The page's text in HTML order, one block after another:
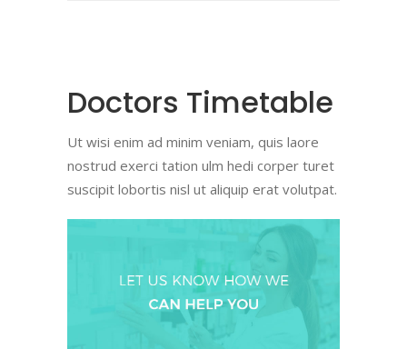
Doctors Timetable
Ut wisi enim ad minim veniam, quis laore
nostrud exerci tation ulm hedi corper turet
suscipit lobortis nisl ut aliquip erat volutpat.